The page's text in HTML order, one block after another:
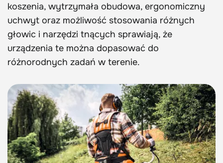
koszenia, wytrzymała obudowa, ergonomiczny
uchwyt oraz możliwość stosowania różnych
głowic i narzędzi tnących sprawiają, że
urządzenia te można dopasować do
różnorodnych zadań w terenie.